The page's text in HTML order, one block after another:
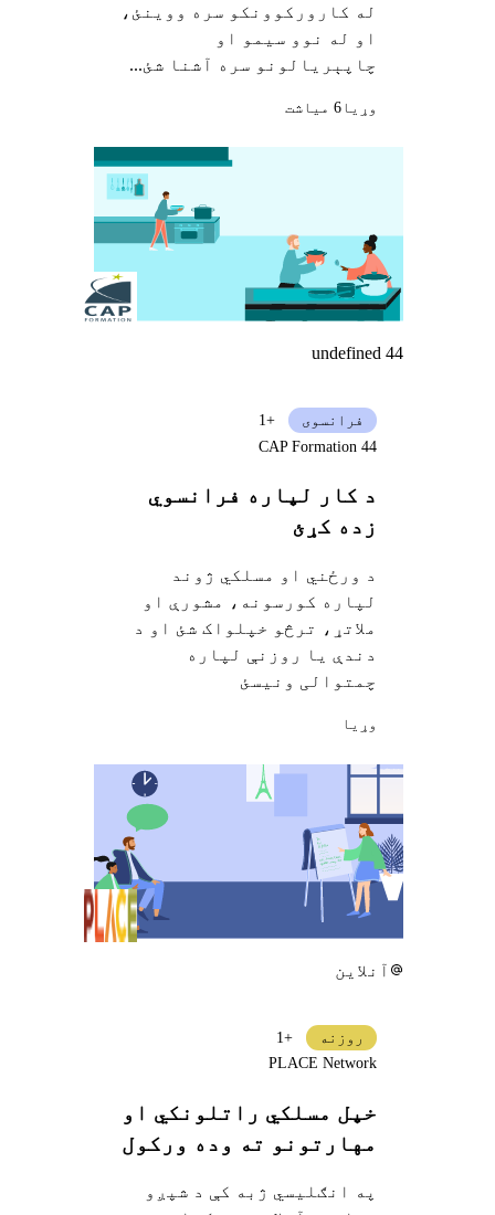
له کارورکوونکو سره ووینئ،
او له نوو سیمو او
چاپېریالونو سره آشنا شئ...
وړيا6 میاشت
undefined 44
د کار لپاره فرانسوي
زده کړئ
د ورځني او مسلکي ژوند
لپاره کورسونه، مشورې او
ملاتړ، ترڅو خپلواک شئ او د
دندې یا روزنې لپاره
چمتوالی ونیسئ
فرانسوی
+1
CAP Formation 44
وړيا
آنلاین
خپل مسلکي راتلونکي او
مهارتونو ته وده ورکول
په انګلیسي ژبه کې د شپږو
روزنه
+1
PLACE Network